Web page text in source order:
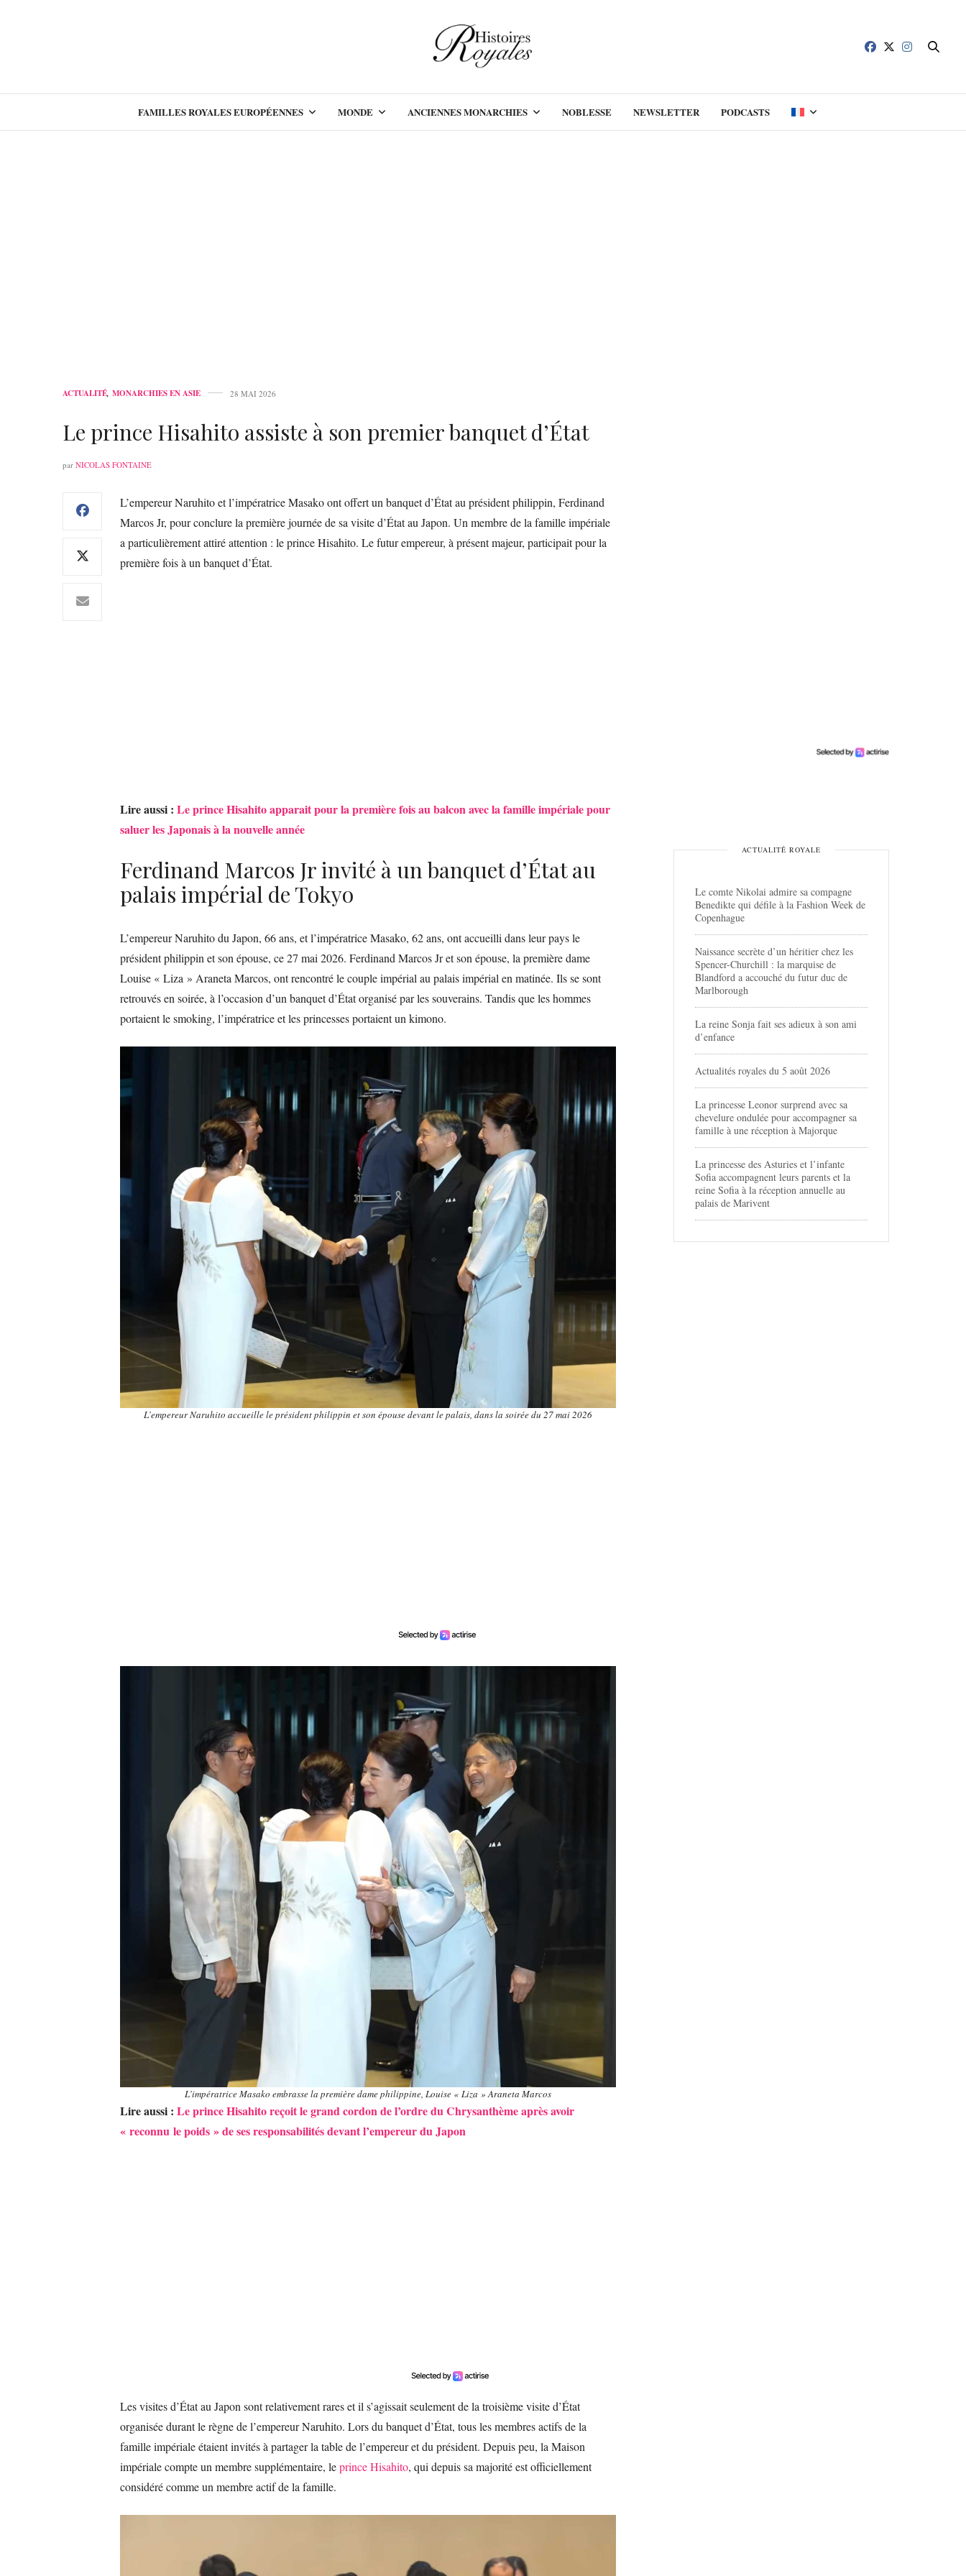
FAMILLES ROYALES EUROPÉENNES MONDE ANCIENNES MONARCHIES NOBLESSE NEWSLETTER PODCASTS
ACTUALITÉ, MONARCHIES EN ASIE 28 MAI 2026
Le prince Hisahito assiste à son premier banquet d’État
par NICOLAS FONTAINE
L’empereur Naruhito et l’impératrice Masako ont offert un banquet d’État au président philippin, Ferdinand
Marcos Jr, pour conclure la première journée de sa visite d’État au Japon. Un membre de la famille impériale
a particulièrement attiré attention : le prince Hisahito. Le futur empereur, à présent majeur, participait pour la
première fois à un banquet d’État.
Lire aussi : Le prince Hisahito apparait pour la première fois au balcon avec la famille impériale pour
saluer les Japonais à la nouvelle année
Ferdinand Marcos Jr invité à un banquet d’État au
palais impérial de Tokyo
L’empereur Naruhito du Japon, 66 ans, et l’impératrice Masako, 62 ans, ont accueilli dans leur pays le
président philippin et son épouse, ce 27 mai 2026. Ferdinand Marcos Jr et son épouse, la première dame
Louise « Liza » Araneta Marcos, ont rencontré le couple impérial au palais impérial en matinée. Ils se sont
retrouvés en soirée, à l’occasion d’un banquet d’État organisé par les souverains. Tandis que les hommes
portaient le smoking, l’impératrice et les princesses portaient un kimono.
L’empereur Naruhito accueille le président philippin et son épouse devant le palais, dans la soirée du 27 mai 2026
L’impératrice Masako embrasse la première dame philippine, Louise « Liza » Araneta Marcos
Lire aussi : Le prince Hisahito reçoit le grand cordon de l’ordre du Chrysanthème après avoir
« reconnu le poids » de ses responsabilités devant l’empereur du Japon
Les visites d’État au Japon sont relativement rares et il s’agissait seulement de la troisième visite d’État
organisée durant le règne de l’empereur Naruhito. Lors du banquet d’État, tous les membres actifs de la
famille impériale étaient invités à partager la table de l’empereur et du président. Depuis peu, la Maison
impériale compte un membre supplémentaire, leprince Hisahito, qui depuis sa majorité est officiellement
considéré comme un membre actif de la famille.
ACTUALITÉ ROYALE
Le comte Nikolai admire sa compagne
Benedikte qui défile à la Fashion Week de
Copenhague
Naissance secrète d’un héritier chez les
Spencer-Churchill : la marquise de
Blandford a accouché du futur duc de
Marlborough
La reine Sonja fait ses adieux à son ami
d’enfance
Actualités royales du 5 août 2026
La princesse Leonor surprend avec sa
chevelure ondulée pour accompagner sa
famille à une réception à Majorque
La princesse des Asturies et l’infante
Sofia accompagnent leurs parents et la
reine Sofia à la réception annuelle au
palais de Marivent